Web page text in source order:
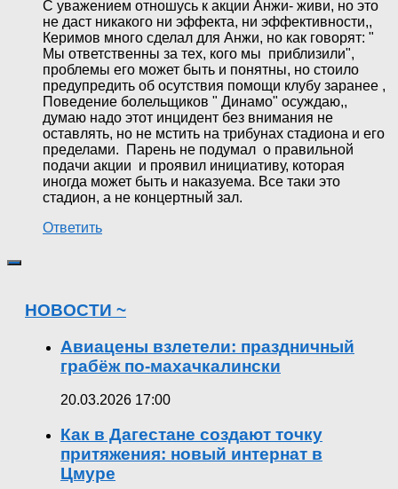
С уважением отношусь к акции Анжи- живи, но это
не даст никакого ни эффекта, ни эффективности,,
Керимов много сделал для Анжи, но как говорят: "
Мы ответственны за тех, кого мы приблизили",
проблемы его может быть и понятны, но стоило
предупредить об осутствия помощи клубу заранее ,
Поведение болельщиков " Динамо" осуждаю,,
думаю надо этот инцидент без внимания не
оставлять, но не мстить на трибунах стадиона и его
пределами. Парень не подумал о правильной
подачи акции и проявил инициативу, которая
иногда может быть и наказуема. Все таки это
стадион, а не концертный зал.
Ответить
НОВОСТИ ~
Авиацены взлетели: праздничный
грабёж по-махачкалински
20.03.2026 17:00
Как в Дагестане создают точку
притяжения: новый интернат в
Цмуре